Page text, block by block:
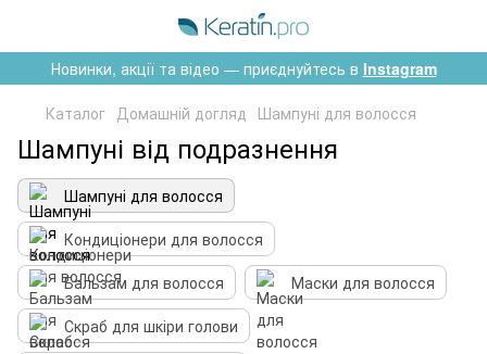
Новинки, акції та відео — приєднуйтесь в Instagram
Каталог Домашній догляд Шампуні для волосся
Шампуні від подразнення
Шампуні для волосся
Кондиціонери для волосся
Бальзам для волосся
Маски для волосся
Скраб для шкіри голови